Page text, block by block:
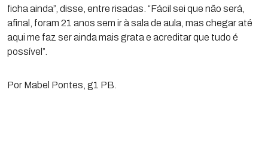
ficha ainda”, disse, entre risadas. “Fácil sei que não será,
afinal, foram 21 anos sem ir à sala de aula, mas chegar até
aqui me faz ser ainda mais grata e acreditar que tudo é
possível”.
Por Mabel Pontes, g1 PB.